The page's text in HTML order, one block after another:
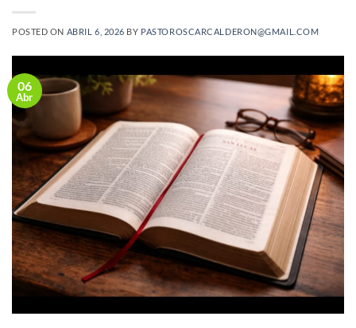
POSTED ON ABRIL 6, 2026 BY PASTOROSCARCALDERON@GMAIL.COM
06
Abr